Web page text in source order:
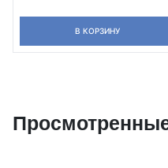
В КОРЗИНУ